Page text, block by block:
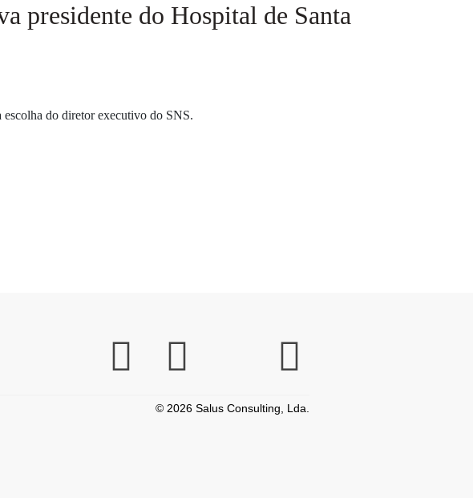
presidente do Hospital de Santa
do diretor executivo do SNS.
© 2026 Salus Consulting, Lda.